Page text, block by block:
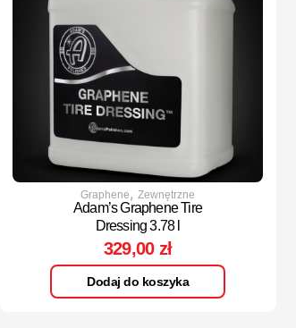
Graphene, Zewnętrzne
Adam’s Graphene Tire
Dressing 3.78 l
329,00 zł
Dodaj do koszyka